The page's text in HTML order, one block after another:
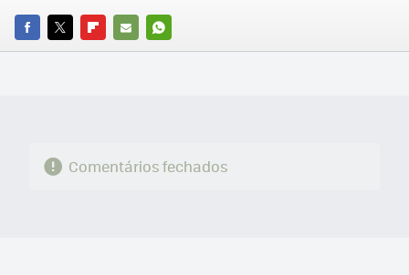
FACEBOOK
TWITTERFLIPBOARD
E-
WHATSAPP
Comentários fechados